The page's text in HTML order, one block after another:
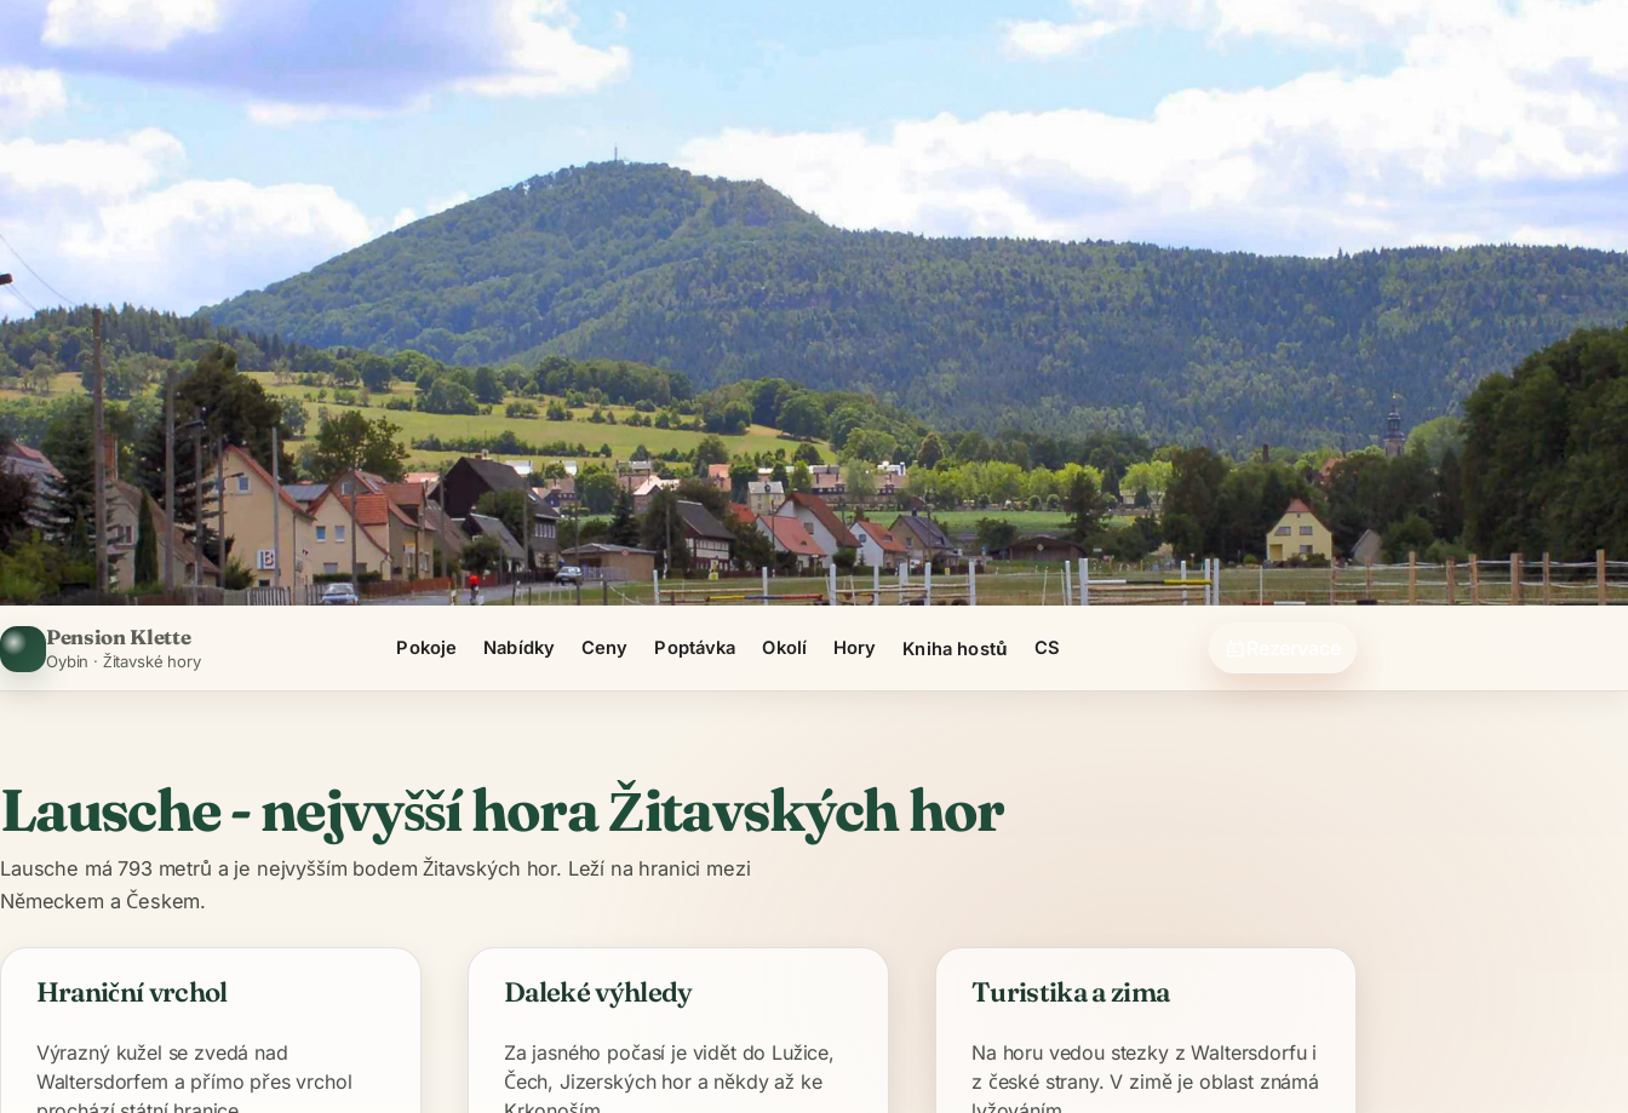
Pension Klette
Oybin · Žitavské hory
Pokoje Nabídky Ceny Poptávka Okolí Hory Kniha hostů CS
Lausche - nejvyšší hora Žitavských hor
Lausche má 793 metrů a je nejvyšším bodem Žitavských hor. Leží na hranici mezi
Německem a Českem.
Hraniční vrchol
Výrazný kužel se zvedá nad
Waltersdorfem a přímo přes vrchol
Daleké výhledy
Za jasného počasí je vidět do Lužice,
Čech, Jizerských hor a někdy až ke
Turistika a zima
Na horu vedou stezky z Waltersdorfu i
z české strany. V zimě je oblast známá